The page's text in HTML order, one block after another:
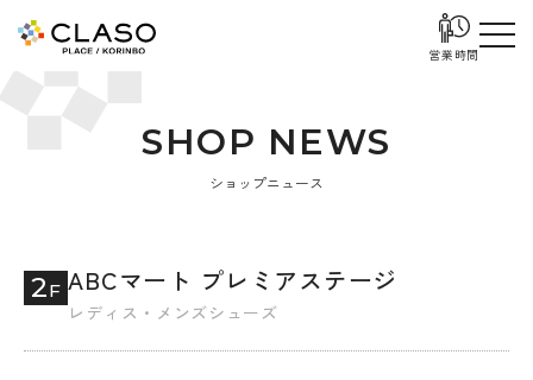
営業時間
SHOP NEWS
ショップニュース
2F ABCマート プレミアステージ
レディス・メンズシューズ